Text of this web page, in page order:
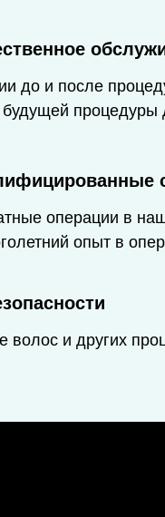
до и после
процедуры
операции в
опыт в
волос и других